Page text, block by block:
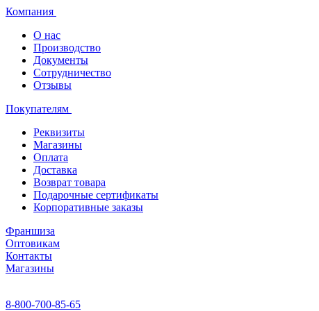
Компания
О нас
Производство
Документы
Сотрудничество
Отзывы
Покупателям
Реквизиты
Магазины
Оплата
Доставка
Возврат товара
Подарочные сертификаты
Корпоративные заказы
Франшиза
Оптовикам
Контакты
Магазины
8-800-700-85-65